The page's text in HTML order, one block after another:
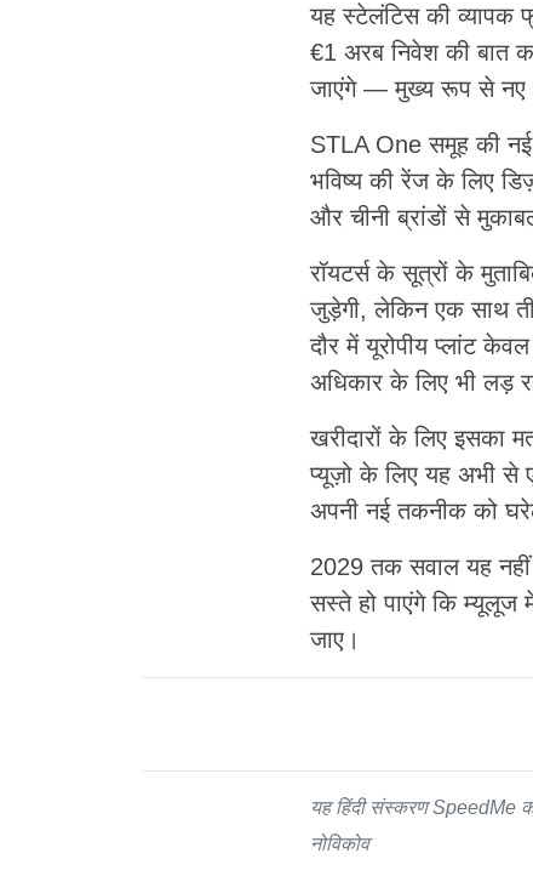
यह स्टेलंटिस की व्यापक
€1 अरब निवेश की बात
जाएंगे — मुख्य रूप से नए
STLA One समूह की नई
भविष्य की रेंज के लिए
और चीनी ब्रांडों से
रॉयटर्स के सूत्रों के
जुड़ेगी, लेकिन एक साथ
दौर में यूरोपीय प्लांट
अधिकार के लिए भी लड़
खरीदारों के लिए इसका
प्यूज़ो के लिए यह अभी से
अपनी नई तकनीक को
2029 तक सवाल यह नहीं
सस्ते हो पाएंगे कि म्यूलूज
जाए।
यह हिंदी संस्करण SpeedMe की
नोविकोव